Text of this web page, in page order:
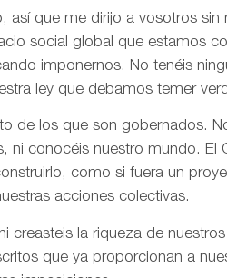
así que me dirijo a vosotros sin
social global que estamos
imponernos. No tenéis
ley que debamos temer
de los que son gobernados.
ni conocéis nuestro mundo. El
como si fuera un
acciones colectivas.
creasteis la riqueza de
que ya proporcionan a